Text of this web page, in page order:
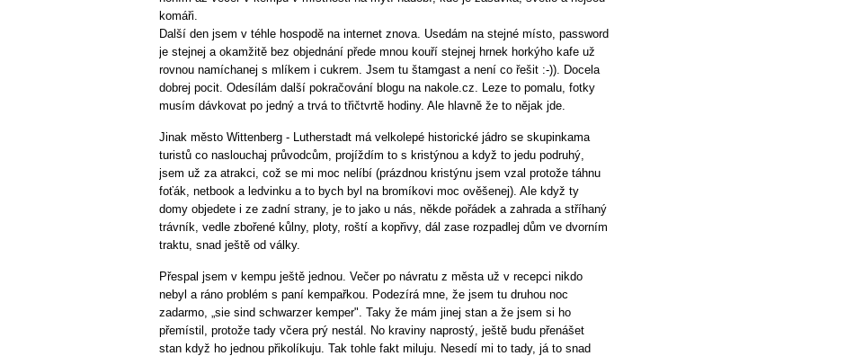
komáři.
Další den jsem v téhle hospodě na internet znova. Usedám na stejné místo, password
je stejnej a okamžitě bez objednání přede mnou kouří stejnej hrnek horkýho kafe už
rovnou namíchanej s mlíkem i cukrem. Jsem tu štamgast a není co řešit :-)). Docela
dobrej pocit. Odesílám další pokračování blogu na nakole.cz. Leze to pomalu, fotky
musím dávkovat po jedný a trvá to třičtvrtě hodiny. Ale hlavně že to nějak jde.
Jinak město Wittenberg - Lutherstadt má velkolepé historické jádro se skupinkama
turistů co naslouchaj průvodcům, projíždím to s kristýnou a když to jedu podruhý,
jsem už za atrakci, což se mi moc nelíbí (prázdnou kristýnu jsem vzal protože táhnu
foťák, netbook a ledvinku a to bych byl na bromíkovi moc ověšenej). Ale když ty
domy objedete i ze zadní strany, je to jako u nás, někde pořádek a zahrada a stříhaný
trávník, vedle zbořené kůlny, ploty, roští a kopřivy, dál zase rozpadlej dům ve dvorním
traktu, snad ještě od války.
Přespal jsem v kempu ještě jednou. Večer po návratu z města už v recepci nikdo
nebyl a ráno problém s paní kempařkou. Podezírá mne, že jsem tu druhou noc
zadarmo, „sie sind schwarzer kemper". Taky že mám jinej stan a že jsem si ho
přemístil, protože tady včera prý nestál. No kraviny naprostý, ještě budu přenášet
stan když ho jednou přikolíkuju. Tak tohle fakt miluju. Nesedí mi to tady, já to snad